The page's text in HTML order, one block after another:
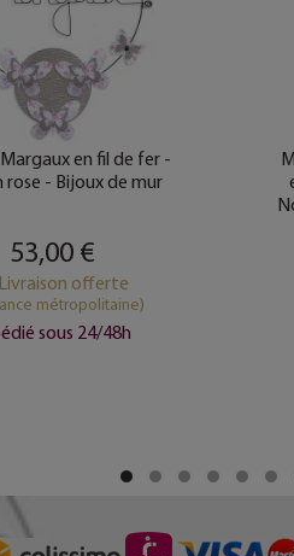
en fil de fer -
rose - Bijoux de mur
53,00 €
Livraison offerte
métropolitaine)
sous 24/48h